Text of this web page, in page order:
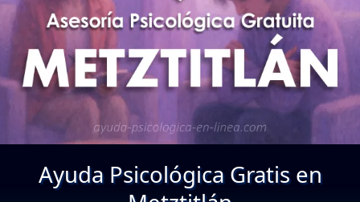
Ayuda Psicológica Gratis en